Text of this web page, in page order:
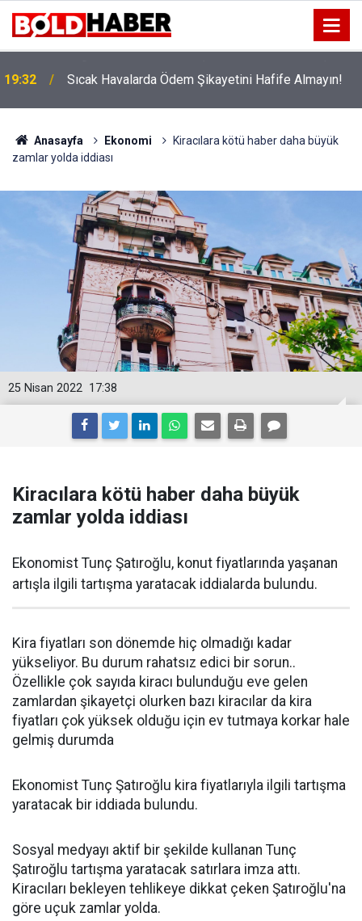
19:32 Sıcak Havalarda Ödem Şikayetini Hafife Almayın!
Anasayfa Ekonomi
Kiracılara kötü haber daha büyük
zamlar yolda iddiası
17:38
25 Nisan 2022
Kiracılara kötü haber daha büyük
zamlar yolda iddiası
Ekonomist Tunç Şatıroğlu, konut fiyatlarında yaşanan
artışla ilgili tartışma yaratacak iddialarda bulundu.
Kira fiyatları son dönemde hiç olmadığı kadar
yükseliyor. Bu durum rahatsız edici bir sorun..
Özellikle çok sayıda kiracı bulunduğu eve gelen
zamlardan şikayetçi olurken bazı kiracılar da kira
fiyatları çok yüksek olduğu için ev tutmaya korkar hale
gelmiş durumda
Ekonomist Tunç Şatıroğlu kira fiyatlarıyla ilgili tartışma
yaratacak bir iddiada bulundu.
Sosyal medyayı aktif bir şekilde kullanan Tunç
Şatıroğlu tartışma yaratacak satırlara imza attı.
Kiracıları bekleyen tehlikeye dikkat çeken Şatıroğlu'na
göre uçuk zamlar yolda.